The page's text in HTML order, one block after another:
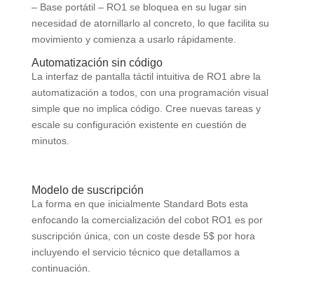
– Base portátil – RO1 se bloquea en su lugar sin
necesidad de atornillarlo al concreto, lo que facilita su
movimiento y comienza a usarlo rápidamente.
Automatización sin código
La interfaz de pantalla táctil intuitiva de RO1 abre la
automatización a todos, con una programación visual
simple que no implica código. Cree nuevas tareas y
escale su configuración existente en cuestión de
minutos.
Modelo de suscripción
La forma en que inicialmente Standard Bots esta
enfocando la comercialización del cobot RO1 es por
suscripción única, con un coste desde 5$ por hora
incluyendo el servicio técnico que detallamos a
continuación.